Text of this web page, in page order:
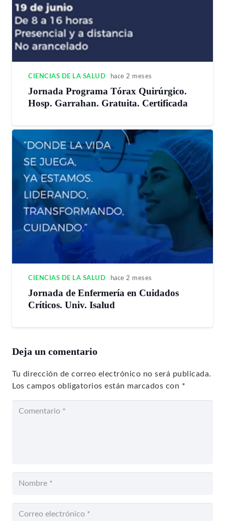
CIENCIAS DE LA SALUD hace 2 meses
Jornada Programa Tórax Quirúrgico.
Hosp. Garrahan. Gratuita. Certificada
CIENCIAS DE LA SALUD hace 2 meses
Jornada de Enfermería en Cuidados
Críticos. Univ. Isalud
Deja un comentario
Tu dirección de correo electrónico no será publicada.
Los campos obligatorios están marcados con *